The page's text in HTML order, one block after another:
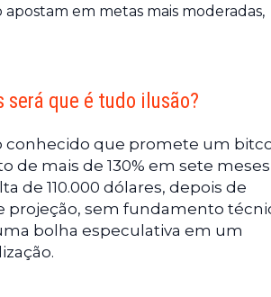
em metas mais moderadas,
será que é tudo ilusão?
conhecido que promete um
de mais de 130% em sete
de 110.000 dólares, depois de
projeção, sem fundamento
bolha especulativa em um